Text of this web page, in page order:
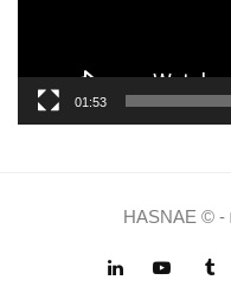
01:53
HASNAE © -